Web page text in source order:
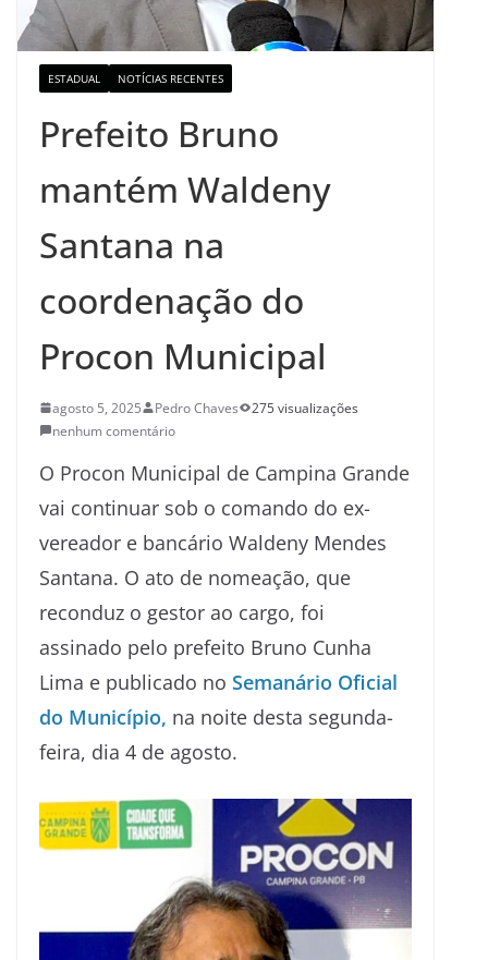
ESTADUAL NOTÍCIAS RECENTES
Prefeito Bruno
mantém Waldeny
Santana na
coordenação do
Procon Municipal
agosto 5, 2025 Pedro Chaves
275 visualizações
nenhum comentário
O Procon Municipal de Campina Grande
vai continuar sob o comando do ex-
vereador e bancário Waldeny Mendes
Santana. O ato de nomeação, que
reconduz o gestor ao cargo, foi
assinado pelo prefeito Bruno Cunha
Lima e publicado no Semanário Oficial
do Município, na noite desta segunda-
feira, dia 4 de agosto.